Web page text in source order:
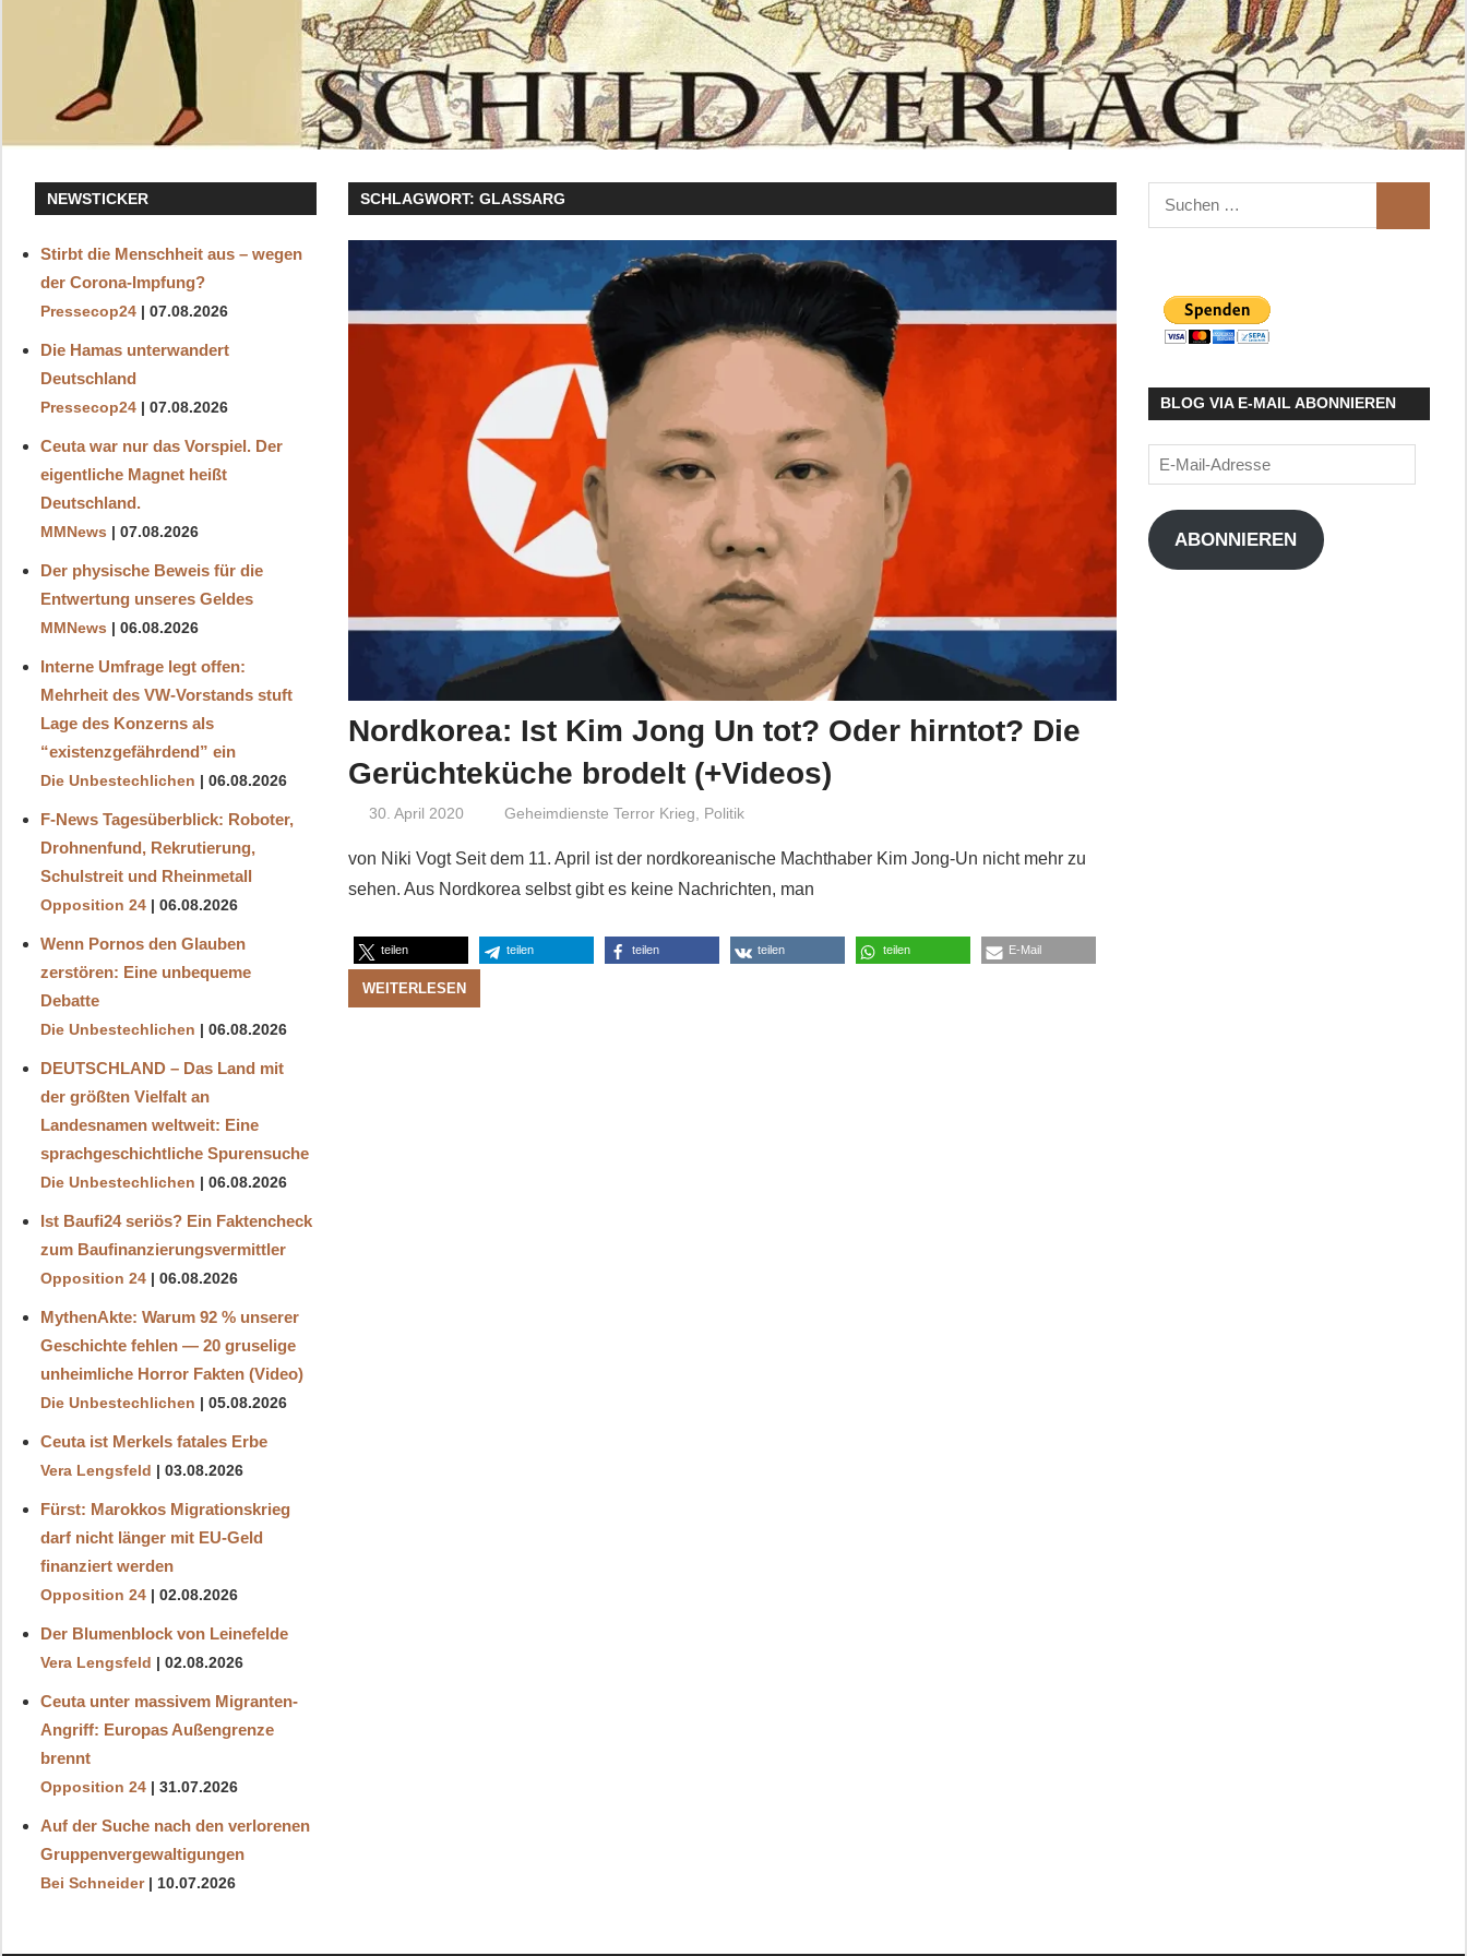
SCHLAGWORT:GLASSARG
Nordkorea: Ist Kim Jong Un tot? Oder hirntot? Die
Gerüchteküche brodelt (+Videos)
30. April 2020 Niki Vogt
Geheimdienste Terror Krieg Politik
von Niki Vogt Seit dem 11. April ist der nordkoreanische Machthaber Kim Jong-Un nicht mehr zu
sehen. Aus Nordkorea selbst gibt es keine Nachrichten, man
teilen teilen teilen teilen teilen E-Mail
WEITERLESEN
NEWSTICKER
Stirbt die Menschheit aus – wegen
der Corona-Impfung?
Pressecop24 07.08.2026
Die Hamas unterwandert
Deutschland
Pressecop24 07.08.2026
Ceuta war nur das Vorspiel. Der
eigentliche Magnet heißt
Deutschland.
MMNews 07.08.2026
Der physische Beweis für die
Entwertung unseres Geldes
MMNews 06.08.2026
Interne Umfrage legt offen:
Mehrheit des VW-Vorstands stuft
Lage des Konzerns als
“existenzgefährdend” ein
Die Unbestechlichen 06.08.2026
F-News Tagesüberblick: Roboter,
Drohnenfund, Rekrutierung,
Schulstreit und Rheinmetall
Opposition 24 06.08.2026
Wenn Pornos den Glauben
zerstören: Eine unbequeme
Debatte
Die Unbestechlichen 06.08.2026
DEUTSCHLAND – Das Land mit
der größten Vielfalt an
Landesnamen weltweit: Eine
sprachgeschichtliche Spurensuche
Die Unbestechlichen 06.08.2026
Ist Baufi24 seriös? Ein Faktencheck
zum Baufinanzierungsvermittler
Opposition 24 06.08.2026
MythenAkte: Warum 92 % unserer
Geschichte fehlen — 20 gruselige
unheimliche Horror Fakten (Video)
Die Unbestechlichen 05.08.2026
Ceuta ist Merkels fatales Erbe
Vera Lengsfeld 03.08.2026
Fürst: Marokkos Migrationskrieg
darf nicht länger mit EU-Geld
finanziert werden
Opposition 24 02.08.2026
Der Blumenblock von Leinefelde
Vera Lengsfeld 02.08.2026
Ceuta unter massivem Migranten-
Angriff: Europas Außengrenze
brennt
Opposition 24 31.07.2026
Auf der Suche nach den verlorenen
Gruppenvergewaltigungen
Bei Schneider 10.07.2026
Suchen
nach:
BLOG VIA E-MAIL ABONNIEREN
E-
Mail-
Adresse
ABONNIEREN